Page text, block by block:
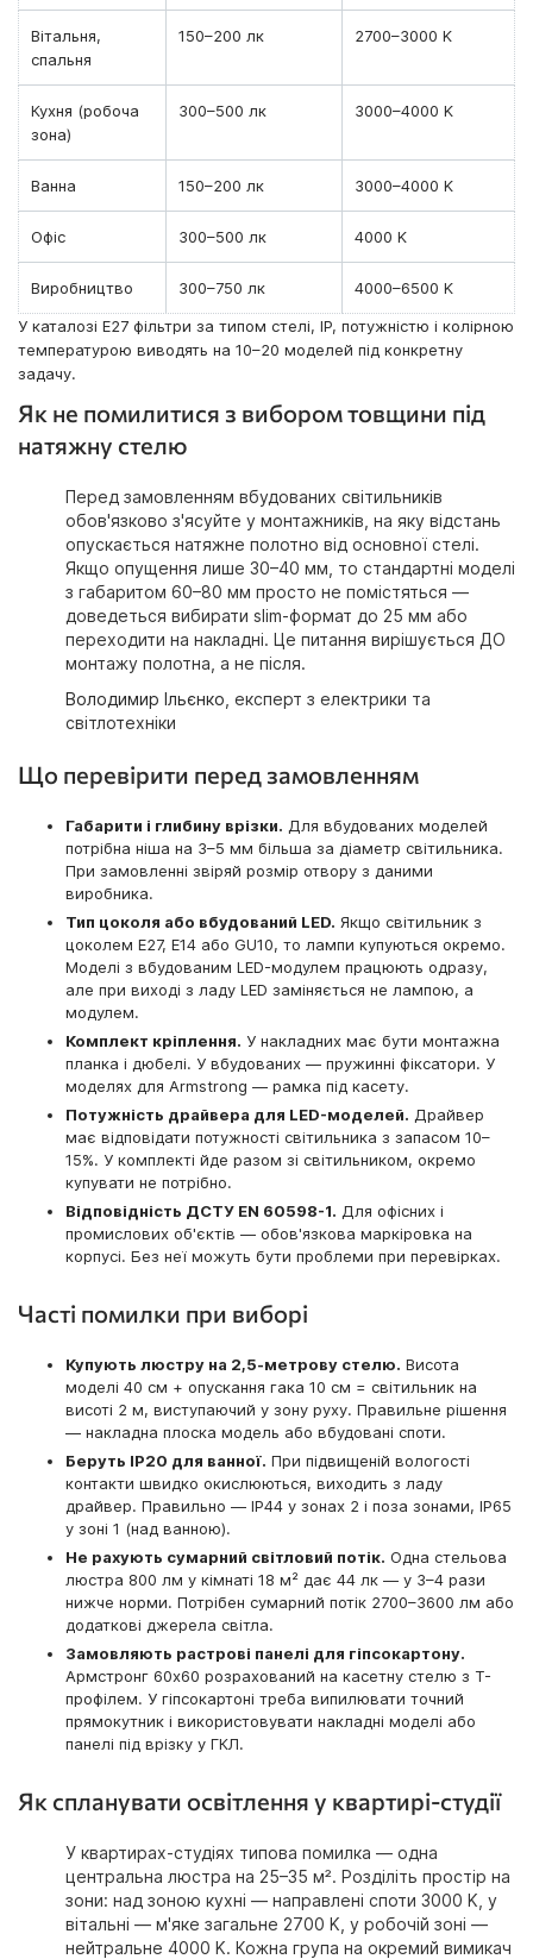
Вітальня,
спальня
150–200 лк 2700–3000 K
Кухня (робоча
зона)
300–500 лк 3000–4000 K
Ванна 150–200 лк 3000–4000 K
Офіс 300–500 лк 4000 K
Виробництво 300–750 лк
4000–6500 K
У каталозі E27 фільтри за типом стелі, IP, потужністю і колірною
температурою виводять на 10–20 моделей під конкретну
задачу.
Як не помилитися з вибором товщини під
натяжну стелю
Перед замовленням вбудованих світильників
обов'язково з'ясуйте у монтажників, на яку відстань
опускається натяжне полотно від основної стелі.
Якщо опущення лише 30–40 мм, то стандартні моделі
з габаритом 60–80 мм просто не помістяться —
доведеться вибирати slim-формат до 25 мм або
переходити на накладні. Це питання вирішується ДО
монтажу полотна, а не після.
Володимир Ільєнко , експерт з електрики та
світлотехніки
Що перевірити перед замовленням
Габарити і глибину врізки. Для вбудованих моделей
потрібна ніша на 3–5 мм більша за діаметр світильника.
При замовленні звіряй розмір отвору з даними
виробника.
Тип цоколя або вбудований LED. Якщо світильник з
цоколем E27, E14 або GU10, то лампи купуються окремо.
Моделі з вбудованим LED-модулем працюють одразу,
але при виході з ладу LED заміняється не лампою, а
модулем.
Комплект кріплення. У накладних має бути монтажна
планка і дюбелі. У вбудованих — пружинні фіксатори. У
моделях для Armstrong — рамка під касету.
Потужність драйвера для LED-моделей. Драйвер
має відповідати потужності світильника з запасом 10–
15%. У комплекті йде разом зі світильником, окремо
купувати не потрібно.
Відповідність ДСТУ EN 60598-1. Для офісних і
промислових об'єктів — обов'язкова маркіровка на
корпусі. Без неї можуть бути проблеми при перевірках.
Часті помилки при виборі
Купують люстру на 2,5-метрову стелю. Висота
моделі 40 см + опускання гака 10 см = світильник на
висоті 2 м, виступаючий у зону руху. Правильне рішення
— накладна плоска модель або вбудовані споти.
Беруть IP20 для ванної. При підвищеній вологості
контакти швидко окислюються, виходить з ладу
драйвер. Правильно — IP44 у зонах 2 і поза зонами, IP65
у зоні 1 (над ванною).
Не рахують сумарний світловий потік. Одна стельова
люстра 800 лм у кімнаті 18 м² дає 44 лк — у 3–4 рази
нижче норми. Потрібен сумарний потік 2700–3600 лм або
додаткові джерела світла.
Замовляють растрові панелі для гіпсокартону.
Армстронг 60x60 розрахований на касетну стелю з Т-
профілем. У гіпсокартоні треба випилювати точний
прямокутник і використовувати накладні моделі або
панелі під врізку у ГКЛ.
Як спланувати освітлення у квартирі-студії
У квартирах-студіях типова помилка — одна
центральна люстра на 25–35 м². Розділіть простір на
зони: над зоною кухні — направлені споти 3000 K, у
вітальні — м'яке загальне 2700 K, у робочій зоні —
нейтральне 4000 K. Кожна група на окремий вимикач